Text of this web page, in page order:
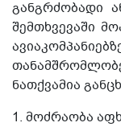
განგრძობადი
შემთხვევაში
ნათქვამია
1. მოძრაობა